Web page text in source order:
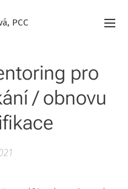
PCC
pro
/ obnovu